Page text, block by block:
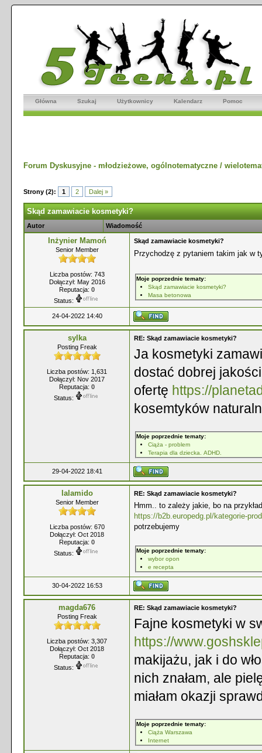
Główna Szukaj Użytkownicy Kalendarz Pomoc
Forum Dyskusyjne - młodzieżowe, ogólnotematyczne /
Strony (2): 1 2 Dalej »
Skąd zamawiacie kosmetyki?
Autor Wiadomość
Inżynier Mamoń
Senior Member
Liczba postów: 743
Dołączył: May 2016
Reputacja: 0
Status:
Skąd zamawiacie kosmetyki?
Przychodzę z pytaniem takim jak w
Moje poprzednie tematy:
Skąd zamawiacie kosmetyki?
Masa betonowa
24-04-2022 14:40
sylka
Posting Freak
Liczba postów: 1,631
Dołączył: Nov 2017
Reputacja: 0
Status:
RE: Skąd zamawiacie kosmetyki?
Ja kosmetyki
dostać dobrej
ofertę https://
kosemtyków
Moje poprzednie tematy:
Ciąża - problem
Terapia dla dziecka. ADHD.
29-04-2022 18:41
lalamido
Senior Member
Liczba postów: 670
Dołączył: Oct 2018
Reputacja: 0
Status:
RE: Skąd zamawiacie kosmetyki?
Hmm.. to zależy jakie, bo na
https://b2b.europedg.pl/kategorie-
potrzebujemy
Moje poprzednie tematy:
wybor opon
e recepta
30-04-2022 16:53
magda676
Posting Freak
Liczba postów: 3,307
Dołączył: Oct 2018
Reputacja: 0
Status:
RE: Skąd zamawiacie kosmetyki?
Fajne kosmetyki w
https://
makijażu, jak i do
nich znałam, ale
miałam okazji
Moje poprzednie tematy:
Ciąża Warszawa
Internet